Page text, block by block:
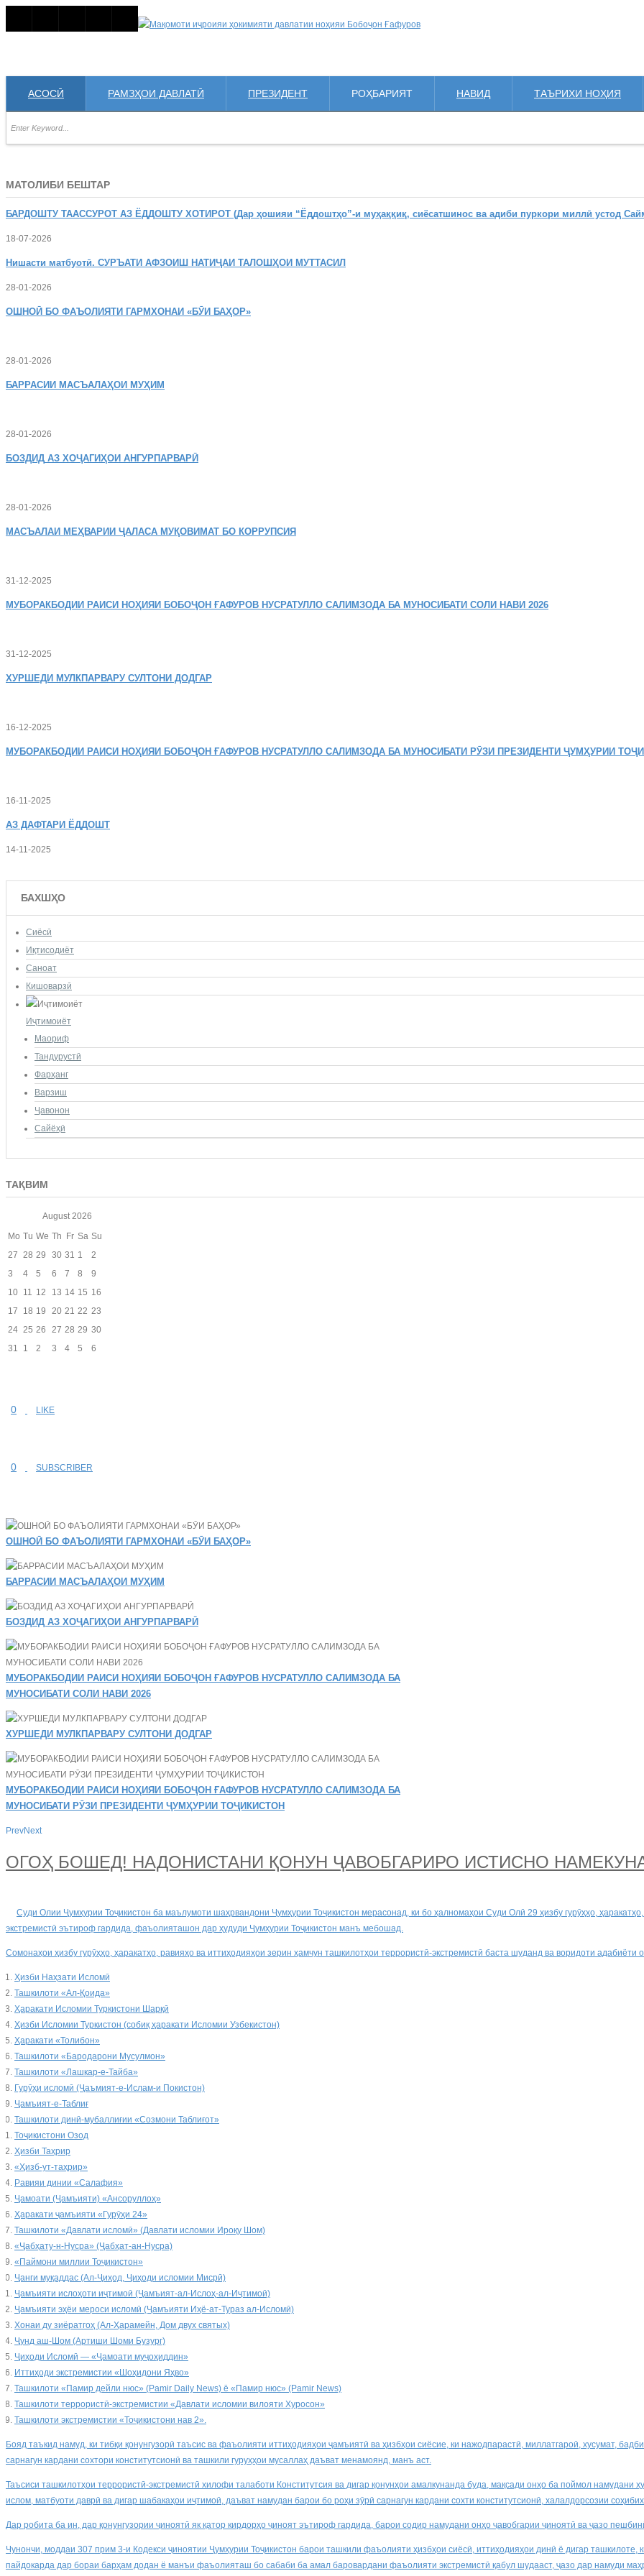
АСОСӢ РАМЗҲОИ ДАВЛАТӢ ПРЕЗИДЕНТ РОҲБАРИЯТ НАВИД ТАЪРИХИ НОҲИЯ
МАТОЛИБИ БЕШТАР
БАРДОШТУ ТААССУРОТ АЗ ЁДДОШТУ ХОТИРОТ (Дар ҳошияи “Ёддоштҳо”-и муҳаққиқ, сиёсатшинос ва адиби пуркори миллӣ устод
18-07-2026
Нишасти матбуотӣ. СУРЪАТИ АФЗОИШ НАТИҶАИ ТАЛОШҲОИ МУТТАСИЛ
28-01-2026
ОШНОӢ БО ФАЪОЛИЯТИ ГАРМХОНАИ «БӮИ БАҲОР»
28-01-2026
БАРРАСИИ МАСЪАЛАҲОИ МУҲИМ
28-01-2026
БОЗДИД АЗ ХОҶАГИҲОИ АНГУРПАРВАРӢ
28-01-2026
МАСЪАЛАИ МЕҲВАРИИ ҶАЛАСА МУҚОВИМАТ БО КОРРУПСИЯ
31-12-2025
МУБОРАКБОДИИ РАИСИ НОҲИЯИ БОБОҶОН ҒАФУРОВ НУСРАТУЛЛО САЛИМЗОДА БА МУНОСИБАТИ СОЛИ НАВИ 2026
31-12-2025
ХУРШЕДИ МУЛКПАРВАРУ СУЛТОНИ ДОДГАР
16-12-2025
МУБОРАКБОДИИ РАИСИ НОҲИЯИ БОБОҶОН ҒАФУРОВ НУСРАТУЛЛО САЛИМЗОДА БА МУНОСИБАТИ РӮЗИ ПРЕЗИДЕНТИ ҶУМҲУРИИ
16-11-2025
АЗ ДАФТАРИ ЁДДОШТ
14-11-2025
БАХШҲО
Сиёсӣ
Иқтисодиёт
Саноат
Кишоварзӣ
Иҷтимоиёт
Маориф
Тандурустӣ
Фарҳанг
Варзиш
Ҷавонон
Сайёҳӣ
ТАҚВИМ
August 2026
Mo Tu We Th Fr Sa Su
27 28 29 30 31 1
2
3
4 5 6 7 8
9
10 11 12 13 14 15 16
17
18 19 20 21 22 23
24 25 26 27 28 29 30
31
1 2 3 4 5 6
0 LIKE
0 SUBSCRIBER
ОШНОӢ БО ФАЪОЛИЯТИ ГАРМХОНАИ «БӮИ БАҲОР»
БАРРАСИИ МАСЪАЛАҲОИ МУҲИМ
БОЗДИД АЗ ХОҶАГИҲОИ АНГУРПАРВАРӢ
МУБОРАКБОДИИ РАИСИ НОҲИЯИ БОБОҶОН ҒАФУРОВ НУСРАТУЛЛО САЛИМЗОДА БА
МУНОСИБАТИ СОЛИ НАВИ 2026
ХУРШЕДИ МУЛКПАРВАРУ СУЛТОНИ ДОДГАР
МУБОРАКБОДИИ РАИСИ НОҲИЯИ БОБОҶОН ҒАФУРОВ НУСРАТУЛЛО САЛИМЗОДА БА
МУНОСИБАТИ РӮЗИ ПРЕЗИДЕНТИ ҶУМҲУРИИ ТОҶИКИСТОН
PrevNext
ОГОҲ БОШЕД! НАДОНИСТАНИ ҚОНУН ҶАВОБГАРИРО ИСТИСНО
Суди Олии Ҷумҳурии Тоҷикистон ба маълумоти шаҳрвандони Ҷумҳурии Тоҷикистон мерасонад, ки бо ҳалномаҳои Суди Олӣ 29 ҳизбу гурӯҳҳо,
экстремистӣ эътироф гардида, фаъолияташон дар ҳудуди Ҷумҳурии Тоҷикистон манъ мебошад.
Сомонаҳои ҳизбу гурӯҳҳо, ҳаракатҳо, равияҳо ва иттиҳодияҳои зерин ҳамчун ташкилотҳои террористӣ-экстремистӣ баста шуданд ва воридоти адабиёти
Ҳизби Наҳзати Исломӣ
Ташкилоти «Ал-Қоида»
Ҳаракати Исломии Туркистони Шарқӣ
Ҳизби Исломии Туркистон (собиқ ҳаракати Исломии Узбекистон)
Ҳаракати «Толибон»
Ташкилоти «Бародарони Мусулмон»
Ташкилоти «Лашкар-е-Тайба»
Гурӯҳи исломӣ (Ҷаъмият-е-Ислам-и Покистон)
Ҷамъият-е-Таблиғ
Ташкилоти динӣ-мубаллиғии «Созмони Таблиғот»
Тоҷикистони Озод
Ҳизби Таҳрир
«Ҳизб-ут-таҳрир»
Равияи динии «Салафия»
Ҷамоати (Ҷамъияти) «Ансоруллоҳ»
Ҳаракати ҷамъияти «Гурӯҳи 24»
Ташкилоти «Давлати исломӣ» (Давлати исломии Ироқу Шом)
«Ҷабҳату-н-Нусра» (Ҷабҳат-ан-Нусра)
«Паймони миллии Тоҷикистон»
Ҷанги муқаддас (Ал-Ҷиҳод, Ҷиҳоди исломии Мисрӣ)
Ҷамъияти ислоҳоти иҷтимоӣ (Ҷамъият-ал-Ислоҳ-ал-Иҷтимоӣ)
Ҷамъияти эҳёи мероси исломӣ (Ҷамъияти Иҳё-ат-Тураз ал-Исломӣ)
Хонаи ду зиёратгоҳ (Ал-Ҳарамейн, Дом двух святых)
Ҷунд аш-Шом (Артиши Шоми Бузург)
Ҷиҳоди Исломӣ — «Ҷамоати муҷоҳиддин»
Иттиҳоди экстремистии «Шоҳидони Яҳво»
Ташкилоти «Памир дейли нюс» (Pamir Daily News) ё «Памир нюс» (Pamir News)
Ташкилоти террористӣ-экстремистии «Давлати исломии вилояти Хуросон»
Ташкилоти экстремистии «Тоҷикистони нав 2».
Бояд таъкид намуд, ки тибқи қонунгузорӣ таъсис ва фаъолияти иттиҳодияҳои ҷамъиятӣ ва ҳизбҳои сиёсие, ки нажодпарастӣ, миллатгароӣ, хусумат,
сарнагун кардани сохтори конститутсионӣ ва ташкили гуруҳҳои мусаллаҳ даъват менамоянд, манъ аст.
Таъсиси ташкилотҳои террористӣ-экстремистӣ хилофи талаботи Конститутсия ва дигар қонунҳои амалкунанда буда, мақсади онҳо ба поймол намудани
ислом, матбуоти даврӣ ва дигар шабакаҳои иҷтимоӣ, даъват намудан барои бо роҳи зӯрӣ сарнагун кардани сохти конститутсионӣ, халалдорсозии
Дар робита ба ин, дар қонунгузории ҷиноятӣ як қатор кирдорҳо ҷиноят эътироф гардида, барои содир намудани онҳо ҷавобгарии ҷиноятӣ ва ҷазо
Чунончи, моддаи 307 прим 3-и Кодекси ҷиноятии Ҷумҳурии Тоҷикистон барои ташкили фаъолияти ҳизбҳои сиёсӣ, иттиҳодияҳои динӣ ё дигар ташкилоте,
пайдокарда дар бораи барҳам додан ё манъи фаъолияташ бо сабаби ба амал баровардани фаъолияти экстремистӣ қабул шудааст, ҷазо дар намуди